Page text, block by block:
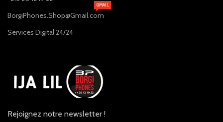
BorgiPhones.Shop@Gmail.com
GMAIL
Services Digital 24/24
Rejoignez notre newsletter !